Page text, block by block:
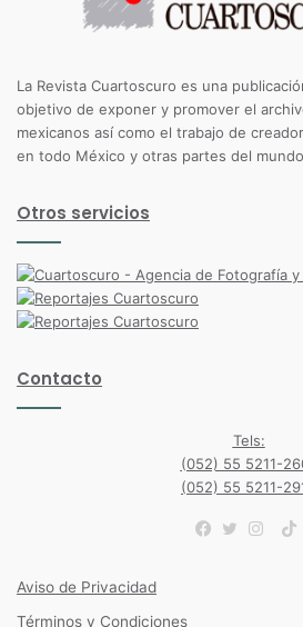
La Revista Cuartoscuro es una
objetivo de exponer y promover el
mexicanos así como el trabajo de
en todo México y otras partes del
Otros servicios
Contacto
Tels:
(052) 55 5211-
(052) 55 5211-
Aviso de Privacidad
Términos y Condiciones